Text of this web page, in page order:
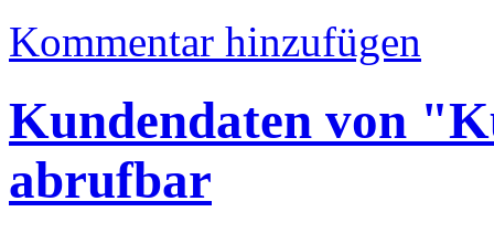
Kommentar hinzufügen
Kundendaten von
abrufbar